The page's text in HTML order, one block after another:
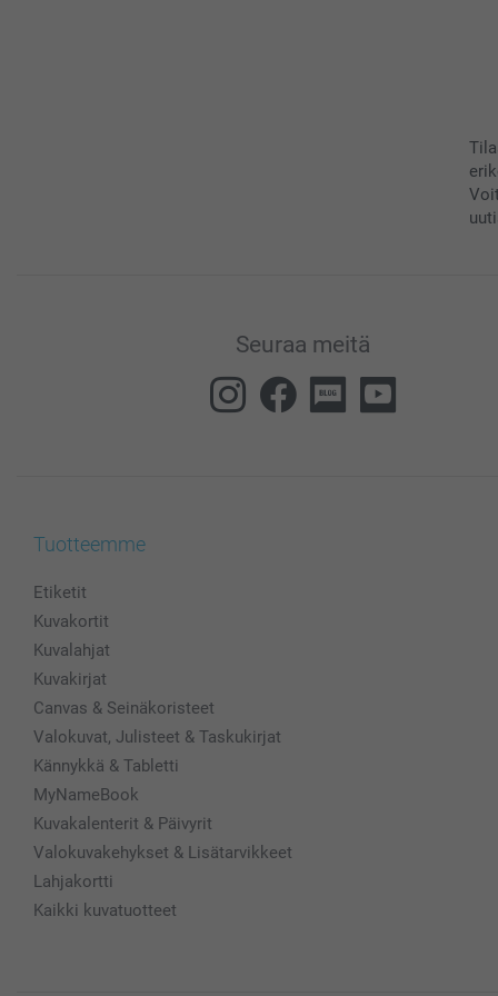
Seuraa meitä
Tuotteemme
Etiketit
Kuvakortit
Kuvalahjat
Kuvakirjat
Canvas & Seinäkoristeet
Valokuvat, Julisteet & Taskukirjat
Kännykkä & Tabletti
MyNameBook
Kuvakalenterit & Päivyrit
Valokuvakehykset & Lisätarvikkeet
Lahjakortti
Kaikki kuvatuotteet